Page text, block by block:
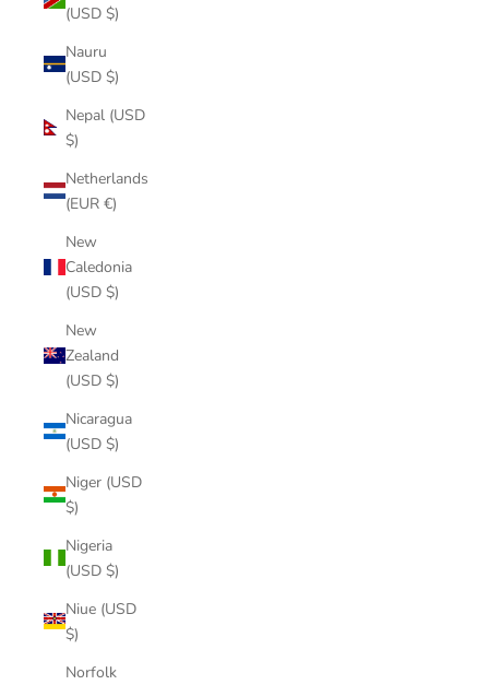
(USD $)
Nauru
(USD $)
Nepal (USD
$)
Netherlands
(EUR €)
New
Caledonia
(USD $)
New
Zealand
(USD $)
Nicaragua
(USD $)
Niger (USD
$)
Nigeria
(USD $)
Niue (USD
$)
Norfolk